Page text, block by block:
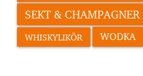
SEKT & CHAMPAGNER
WHISKYLIKÖR WODKA